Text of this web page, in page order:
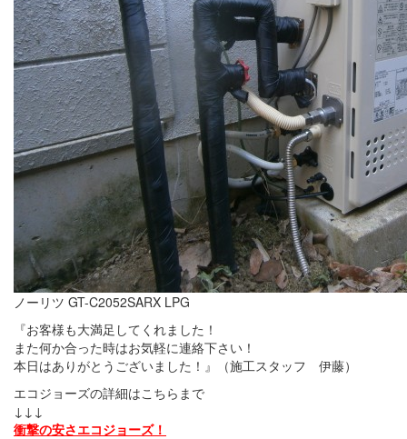
ノーリツ GT-C2052SARX LPG
『お客様も大満足してくれました！
また何か合った時はお気軽に連絡下さい！
本日はありがとうございました！』（施工スタッフ 伊藤）
エコジョーズの詳細はこちらまで
↓↓↓
衝撃の安さエコジョーズ！